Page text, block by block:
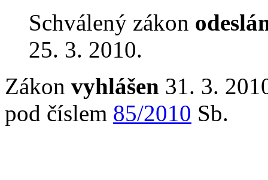
Schválený zákon
25. 3. 2010.
Zákon vyhlášen 31. 3.
pod číslem 85/2010 Sb.